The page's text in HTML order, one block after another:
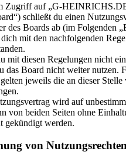
Zugriff auf „G-
schließt du einen
des Boards ab (im Folgenden
mit den nachfolgenden
mit diesen Regelungen nicht
das Board nicht weiter nutzen.
jeweils die an dieser
wird auf
von beiden Seiten ohne
gekündigt werden.
von